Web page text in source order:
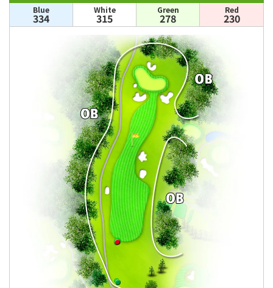
Blue
334
White
315
Green
278
Red
230